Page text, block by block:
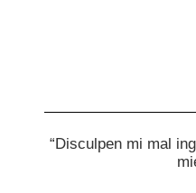
“Disculpen mi mal